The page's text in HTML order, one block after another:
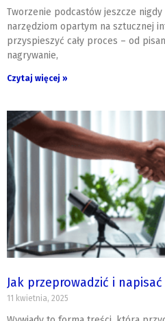
Tworzenie podcastów jeszcze
narzędziom opartym na sztucznej
przyspieszyć cały proces – od
nagrywanie,
Czytaj więcej »
Jak przeprowadzić i napisać
11 kwietnia, 2025